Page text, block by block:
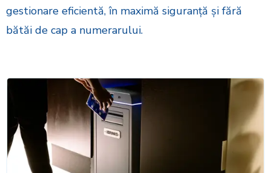
gestionare eficientă, în maximă siguranță și fără
bătăi de cap a numerarului.